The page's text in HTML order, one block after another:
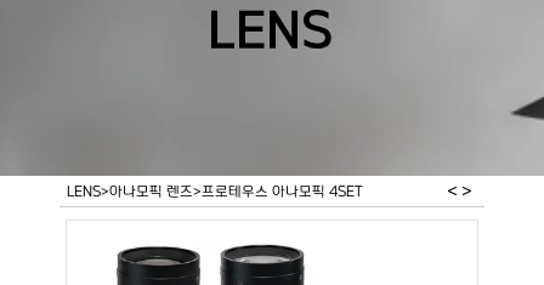
LENS
LENS>아나모픽 렌즈>프로테우스 아나모픽 4SET < >